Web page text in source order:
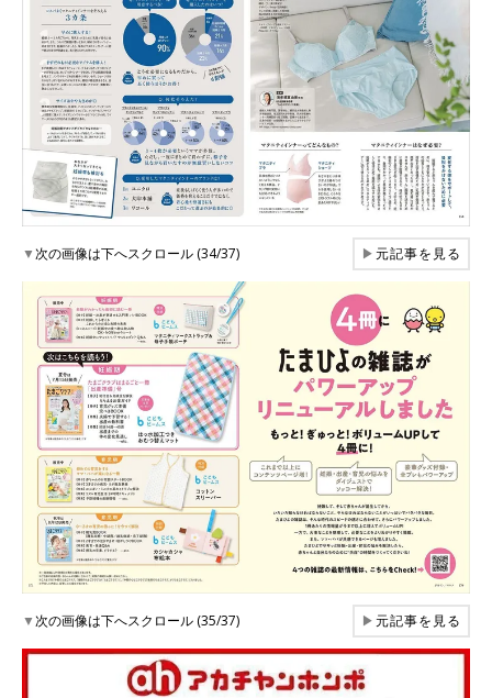
▼次の画像は下へスクロール (34/37) ▶元記事を見る
▼次の画像は下へスクロール (35/37) ▶元記事を見る